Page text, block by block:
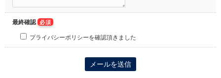
最終確認 必須
プライバシーポリシーを確認頂きました